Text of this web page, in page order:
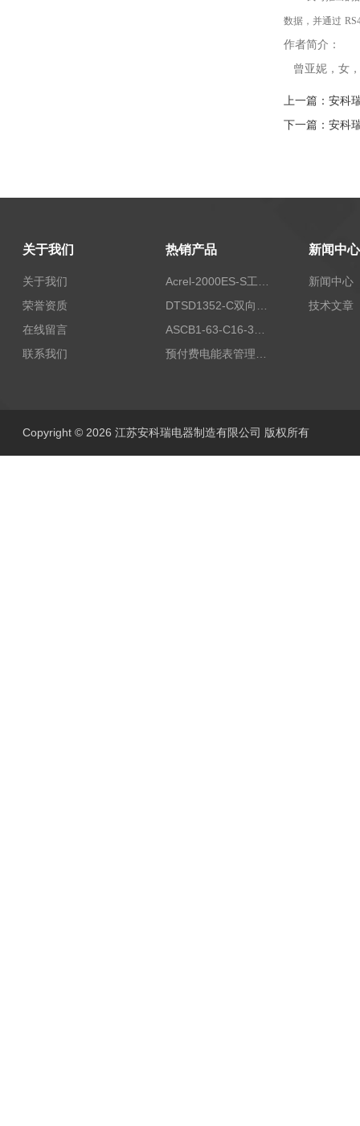
数据，并通过
作者简介：
曾亚妮，女
上一篇： 安科
下一篇： 安科
关于我们
关于我们
荣誉资质
在线留言
联系我们
热销产品 新闻中心
新闻中心
技术文章
Copyright © 2026 江苏安科瑞电器制造有限公司 版权所有